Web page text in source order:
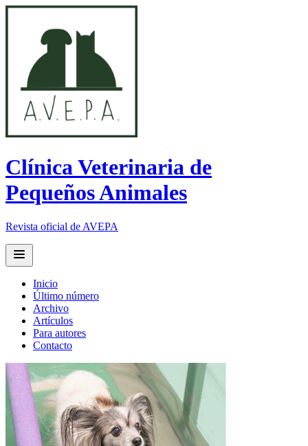
Clínica Veterinaria de
Pequeños Animales
Revista oficial de AVEPA
Open main menu
Inicio
Último número
Archivo
Artículos
Para autores
Contacto